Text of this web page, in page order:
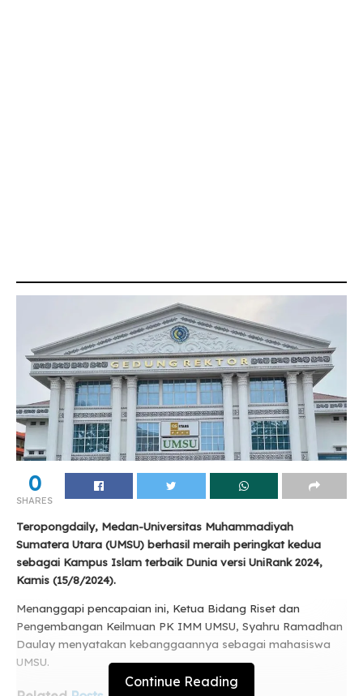
0
SHARES
Teropongdaily, Medan-Universitas Muhammadiyah
Sumatera Utara (UMSU) berhasil meraih peringkat kedua
sebagai Kampus Islam terbaik Dunia versi UniRank 2024,
Kamis (15/8/2024).
Menanggapi pencapaian ini, Ketua Bidang Riset dan
Pengembangan Keilmuan PK IMM UMSU, Syahru Ramadhan
Daulay menyatakan kebanggaannya sebagai mahasiswa
UMSU.
Continue Reading